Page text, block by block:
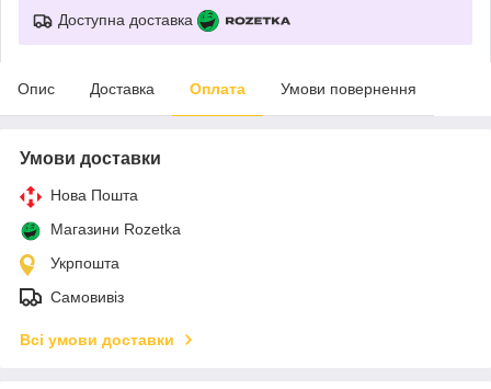
Доступна доставка
Опис Доставка Оплата Умови повернення
Умови доставки
Нова Пошта
Магазини Rozetka
Укрпошта
Самовивіз
Всі умови доставки